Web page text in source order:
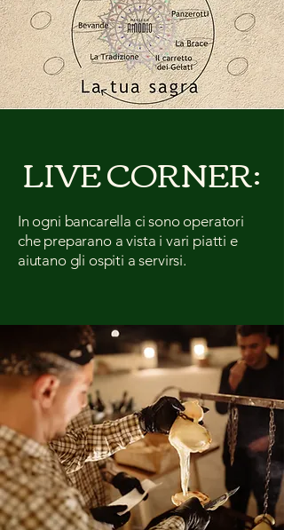
LIVE CORNER:
In ogni bancarella ci sono operatori
che preparano a vista i vari piatti e
aiutano gli ospiti a servirsi.